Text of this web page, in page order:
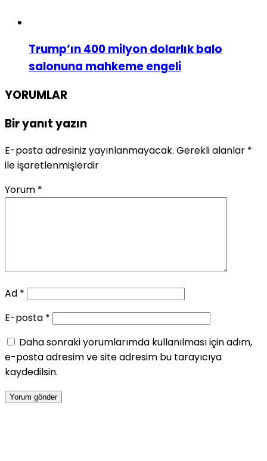
Trump’ın 400 milyon dolarlık balo
salonuna mahkeme engeli
YORUMLAR
Bir yanıt yazın
E-posta adresiniz yayınlanmayacak. Gerekli alanlar *
ile işaretlenmişlerdir
Yorum *
Ad *
E-posta *
Daha sonraki yorumlarımda kullanılması için adım,
e-posta adresim ve site adresim bu tarayıcıya
kaydedilsin.